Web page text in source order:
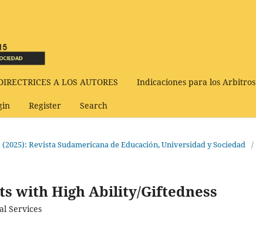
A LOS AUTORES Indicaciones para los Arbitros
Register Search
(2025): Revista Sudamericana de Educación, Universidad y Sociedad /
with High Ability/Giftedness
Services